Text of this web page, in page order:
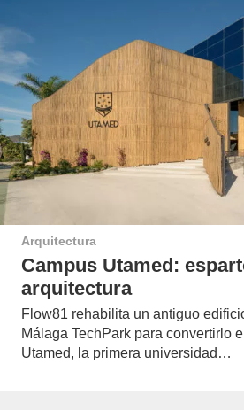
Arquitectura
Campus Utamed:
arquitectura
Flow81 rehabilita un antiguo
Málaga TechPark para convertirlo
Utamed, la primera universidad…